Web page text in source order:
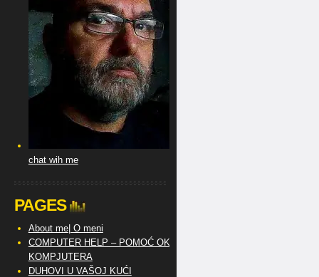
chat wih me
PAGES
About me| O meni
COMPUTER HELP – POMOĆ OKO
KOMPJUTERA
DUHOVI U VAŠOJ KUĆI